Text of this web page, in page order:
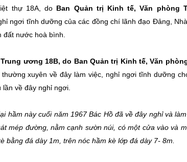
thự 18A, do Ban Quản trị Kinh tế, Văn phòng
ngơi tĩnh dưỡng của các đồng chí lãnh đạo Đảng,
nước hoà bình.
Trung ương 18B, do Ban Quản trị Kinh tế, Văn
xuyên về đây làm việc, nghỉ ngơi tĩnh dưỡng
về đây nghỉ ngơi.
hầm này cuối năm 1967 Bác Hồ đã về đây nghỉ và
mép đường, nằm cạnh sườn núi, có một cửa vào và
bằng đá dày 1m, trên nóc hầm kè lớp đá dày 7- 8m.